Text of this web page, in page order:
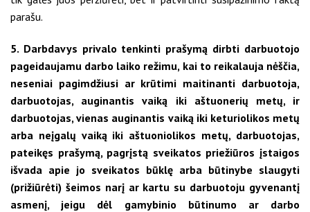
parašu.
5. Darbdavys privalo tenkinti prašymą dirbti darbuotojo
pageidaujamu darbo laiko režimu, kai to reikalauja nėščia,
neseniai pagimdžiusi ar krūtimi maitinanti darbuotoja,
darbuotojas, auginantis vaiką iki aštuonerių metų, ir
darbuotojas, vienas auginantis vaiką iki keturiolikos metų
arba neįgalų vaiką iki aštuoniolikos metų, darbuotojas,
pateikęs prašymą, pagrįstą sveikatos priežiūros įstaigos
išvada apie jo sveikatos būklę arba būtinybe slaugyti
(prižiūrėti) šeimos narį ar kartu su darbuotoju gyvenantį
asmenį, jeigu dėl gamybinio būtinumo ar darbo